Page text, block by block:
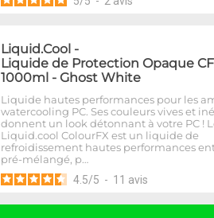
Liquid.Cool -
Liquide de Protection Opaque
1000ml - Ghost White
Liquide hautes performances pour les
watercooling PC. Ses couleurs vives et
donnent un look détonnant à votre PC !
Liquid.cool ColourFX est un liquide de
refroidissement hautes performances
pré-mélangé, p…
4.5/5 - 11 avis